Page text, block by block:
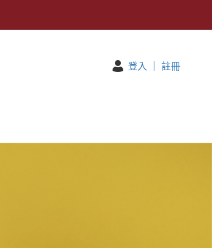
登入 ｜ 註冊